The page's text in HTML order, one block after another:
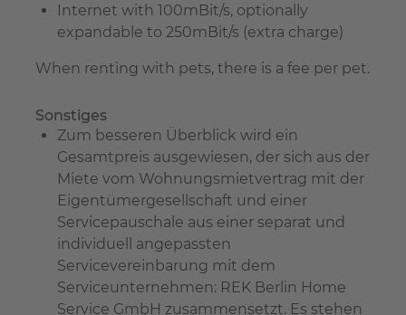
Internet with 100mBit/s, optionally
expandable to 250mBit/s (extra charge)
When renting with pets, there is a fee per pet.
Sonstiges
Zum besseren Überblick wird ein
Gesamtpreis ausgewiesen, der sich aus der
Miete vom Wohnungsmietvertrag mit der
Eigentümergesellschaft und einer
Servicepauschale aus einer separat und
individuell angepassten
Servicevereinbarung mit dem
Serviceunternehmen: REK Berlin Home
Service GmbH zusammensetzt. Es stehen